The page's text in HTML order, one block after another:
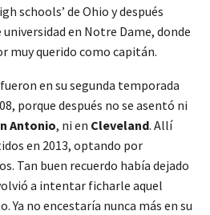
schools’ de Ohio y después
en Notre Dame, donde
muy querido como capitán.
en su segunda temporada
porque después no se asentó ni
Antonio, ni en Cleveland. Allí
en 2013, optando por
Tan buen recuerdo había dejado
a intentar ficharle aquel
Ya no encestaría nunca más en su